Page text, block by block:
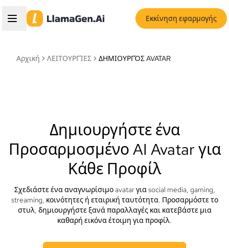
Εκκίνηση εφαρμογής
Αρχική ΛΕΙΤΟΥΡΓΊΕΣ ΔΗΜΙΟΥΡΓΌΣ AVATAR
Δημιουργήστε ένα
Προσαρμοσμένο AI Avatar για
Κάθε Προφίλ
Σχεδιάστε ένα αναγνωρίσιμο avatar για social media, gaming,
streaming, κοινότητες ή εταιρική ταυτότητα. Προσαρμόστε το
στυλ, δημιουργήστε ξανά παραλλαγές και κατεβάστε μια
καθαρή εικόνα έτοιμη για προφίλ.